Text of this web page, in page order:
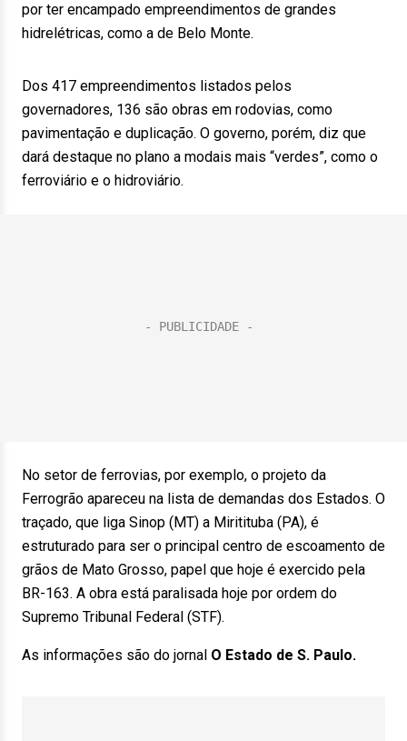
por ter encampado empreendimentos de grandes
hidrelétricas, como a de Belo Monte.
Dos 417 empreendimentos listados pelos
governadores, 136 são obras em rodovias, como
pavimentação e duplicação. O governo, porém, diz que
dará destaque no plano a modais mais “verdes”, como o
ferroviário e o hidroviário.
No setor de ferrovias, por exemplo, o projeto da
Ferrogrão apareceu na lista de demandas dos Estados. O
traçado, que liga Sinop (MT) a Miritituba (PA), é
estruturado para ser o principal centro de escoamento de
grãos de Mato Grosso, papel que hoje é exercido pela
BR-163. A obra está paralisada hoje por ordem do
Supremo Tribunal Federal (STF).
As informações são do jornal O Estado de S. Paulo.